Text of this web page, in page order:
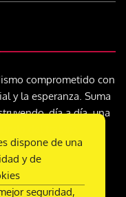
comprometido con
y la esperanza. Suma
día a día, una
del trabajo
dispone de una
y de
seguridad,